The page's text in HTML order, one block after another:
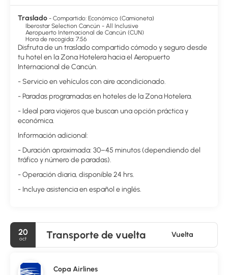
de los 5 restaurantes de este alojamiento. El alojamiento también
te ofrece servicio de habitaciones con horario limitado y una
cafetería. Relájate con un refresco en el bar en la playa, en el bar
junto a la piscina o en uno de los 5 bares con salón. Se ofrece un
desayuno bufé gratuito todos los días de 08:00 a 11:00.
Tendrás un centro de negocios abierto las 24 horas, tintorería y un
organizando un evento en Cancún? En este alojamiento tienes a
tu disposición 10126 metros cuadrados de espacio con zona para
conferencias y salas de reuniones. Pagando un pequeño
transporte al aeropuerto (ida y vuelta) disponible 24 horas y
aparcamiento con asistencia gratuito.
Traslado - Compartido: Económico (Camioneta)
Iberostar Selection Cancún - All Inclusive
Aeropuerto Internacional de Cancún (CUN)
Hora de recogida: 7:56
Disfruta de un traslado compartido cómodo y seguro desde
tu hotel en la Zona Hotelera hacia el Aeropuerto
Internacional de Cancún.
- Servicio en vehículos con aire acondicionado.
- Paradas programadas en hoteles de la Zona Hotelera.
- Ideal para viajeros que buscan una opción práctica y
económica.
Información adicional:
- Duración aproximada: 30–45 minutos (dependiendo del
tráfico y número de paradas).
- Operación diaria, disponible 24 hrs.
- Incluye asistencia en español e inglés.
20
oct Transporte de vuelta Vuelta
Copa Airlines